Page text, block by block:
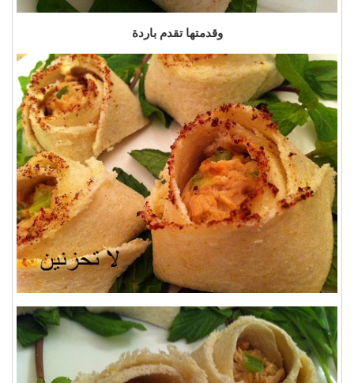
وقدمتها تقدم باردة